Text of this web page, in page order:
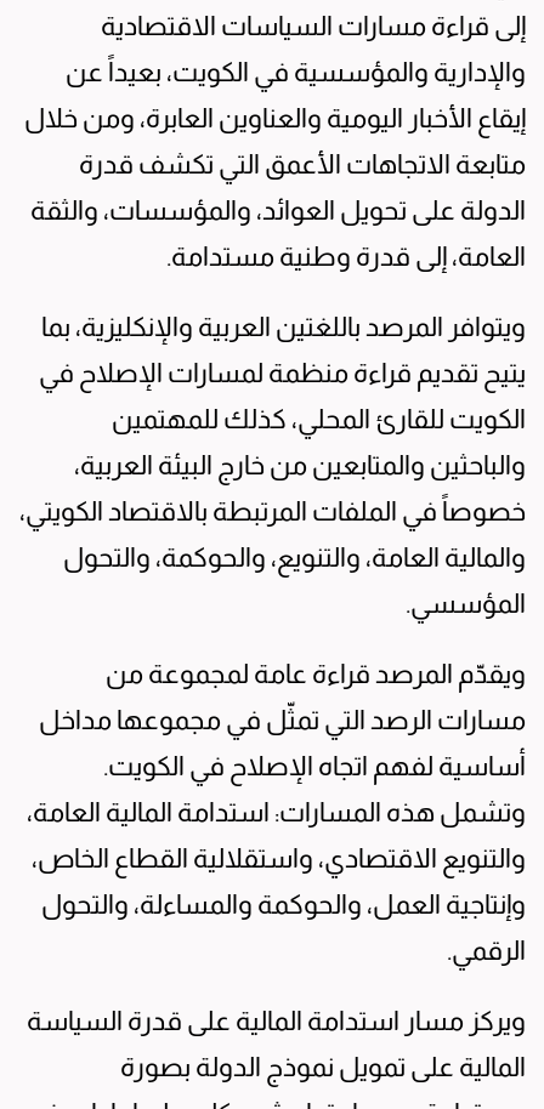
إلى قراءة مسارات السياسات الاقتصادية
والإدارية والمؤسسية في الكويت، بعيداً عن
إيقاع الأخبار اليومية والعناوين العابرة، ومن خلال
متابعة الاتجاهات الأعمق التي تكشف قدرة
الدولة على تحويل العوائد، والمؤسسات، والثقة
العامة، إلى قدرة وطنية مستدامة.
ويتوافر المرصد باللغتين العربية والإنكليزية، بما
يتيح تقديم قراءة منظمة لمسارات الإصلاح في
الكويت للقارئ المحلي، كذلك للمهتمين
والباحثين والمتابعين من خارج البيئة العربية،
خصوصاً في الملفات المرتبطة بالاقتصاد الكويتي،
والمالية العامة، والتنويع، والحوكمة، والتحول
المؤسسي.
ويقدّم المرصد قراءة عامة لمجموعة من
مسارات الرصد التي تمثّل في مجموعها مداخل
أساسية لفهم اتجاه الإصلاح في الكويت.
وتشمل هذه المسارات: استدامة المالية العامة،
والتنويع الاقتصادي، واستقلالية القطاع الخاص،
وإنتاجية العمل، والحوكمة والمساءلة، والتحول
الرقمي.
ويركز مسار استدامة المالية على قدرة السياسة
المالية على تمويل نموذج الدولة بصورة